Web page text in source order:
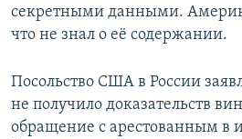
секретными данными.
что не знал о её содержании.
Посольство США в России
не получило доказательств
обращение с арестованным в